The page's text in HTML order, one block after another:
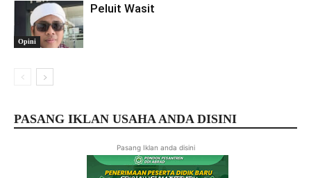
Opini
Peluit Wasit
PASANG IKLAN USAHA ANDA DISINI
Pasang Iklan anda disini